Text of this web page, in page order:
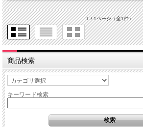
1 / 1ページ（全1件）
商品検索
キーワード検索